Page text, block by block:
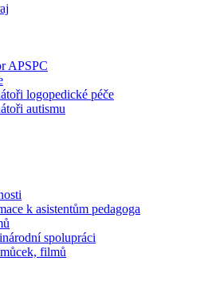
APSPC
logopedické péče
autismu
k asistentům pedagoga
spolupráci
filmů